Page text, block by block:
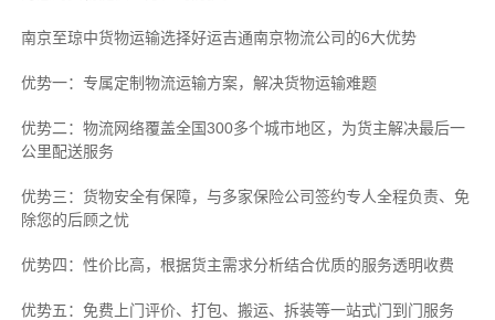
南京至琼中货物运输选择好运吉通南京物流公司的6大优势
优势一：专属定制物流运输方案，解决货物运输难题
优势二：物流网络覆盖全国300多个城市地区，为货主解决最后一
公里配送服务
优势三：货物安全有保障，与多家保险公司签约专人全程负责、免
除您的后顾之忧
优势四：性价比高，根据货主需求分析结合优质的服务透明收费
优势五：免费上门评价、打包、搬运、拆装等一站式门到门服务